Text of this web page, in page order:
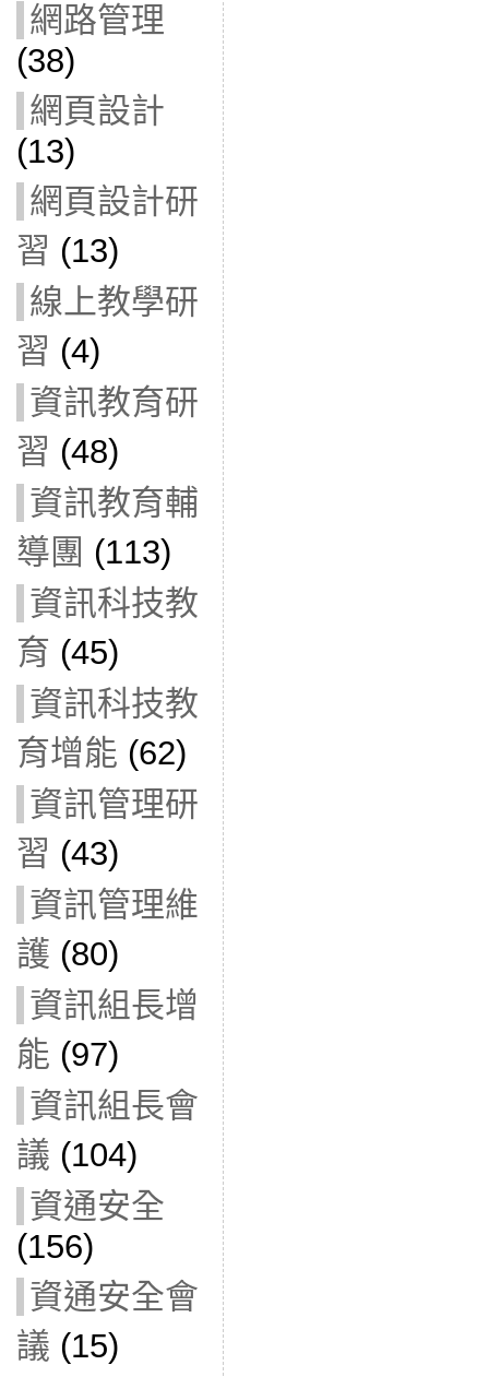
網路管理
(38)
網頁設計
(13)
網頁設計研
習 (13)
線上教學研
習 (4)
資訊教育研
習 (48)
資訊教育輔
導團 (113)
資訊科技教
育 (45)
資訊科技教
育增能 (62)
資訊管理研
習 (43)
資訊管理維
護 (80)
資訊組長增
能 (97)
資訊組長會
議 (104)
資通安全
(156)
資通安全會
議 (15)